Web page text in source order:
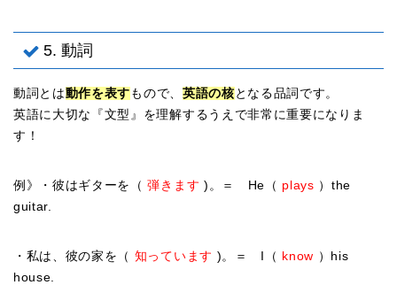
5. 動詞
動詞とは動作を表す もので、 英語の核 となる品詞です。
英語に大切な『文型』を理解するうえで非常に重要になりま
す！
例》・彼はギターを（弾きます )。＝ He（ plays ）the
guitar.
・私は、彼の家を（ 知っています )。＝ I（ know ）his
house.